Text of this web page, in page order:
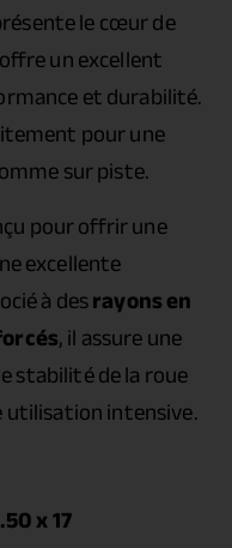
le cœur de
un excellent
et durabilité.
pour une
sur piste.
pour offrir une
excellente
à desrayons en
, il assure une
stabilité de la roue
utilisation intensive.
x 17